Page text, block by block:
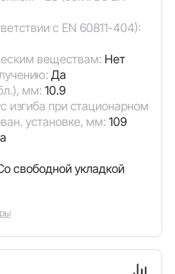
с EN 60811-404):
веществам: Нет
Да
мм: 10.9
изгиба при стационарном
установке, мм: 109
свободной укладкой